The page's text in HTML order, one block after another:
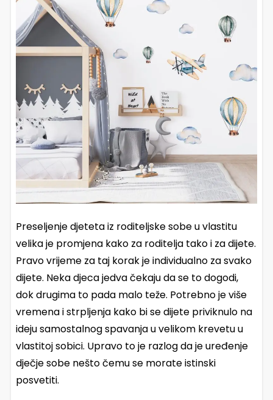
Preseljenje djeteta iz roditeljske sobe u vlastitu
velika je promjena kako za roditelja tako i za dijete.
Pravo vrijeme za taj korak je individualno za svako
dijete. Neka djeca jedva čekaju da se to dogodi,
dok drugima to pada malo teže. Potrebno je više
vremena i strpljenja kako bi se dijete priviknulo na
ideju samostalnog spavanja u velikom krevetu u
vlastitoj sobici. Upravo to je razlog da je uređenje
dječje sobe nešto čemu se morate istinski
posvetiti.